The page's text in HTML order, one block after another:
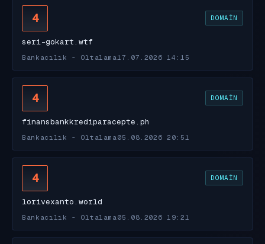
4 DOMAIN
seri-gokart.wtf
Bankacılık - Oltalama 17.07.2026 14:15
4 DOMAIN
finansbankkrediparacepte.ph
Bankacılık - Oltalama 05.08.2026 20:51
4 DOMAIN
lorivexanto.world
Bankacılık - Oltalama 05.08.2026 19:21